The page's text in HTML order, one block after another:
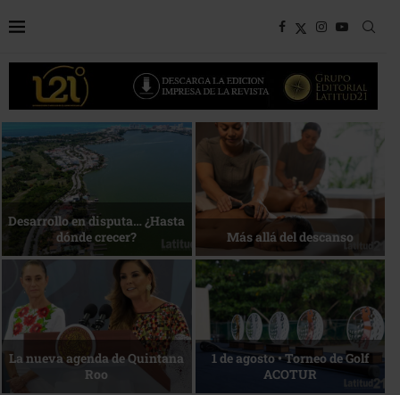
Bottega, un viaje servido a la
mesa
Energía que Impulsa la
competitividad
Reconocimiento de viajeros La esencia del servicio